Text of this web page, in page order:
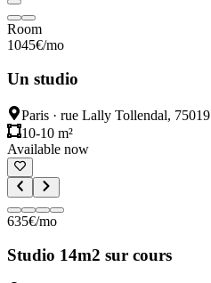
Room
1045€/mo
Un studio
Paris · rue Lally Tollendal, 75019
10-10 m²
Available now
635€/mo
Studio 14m2 sur cours